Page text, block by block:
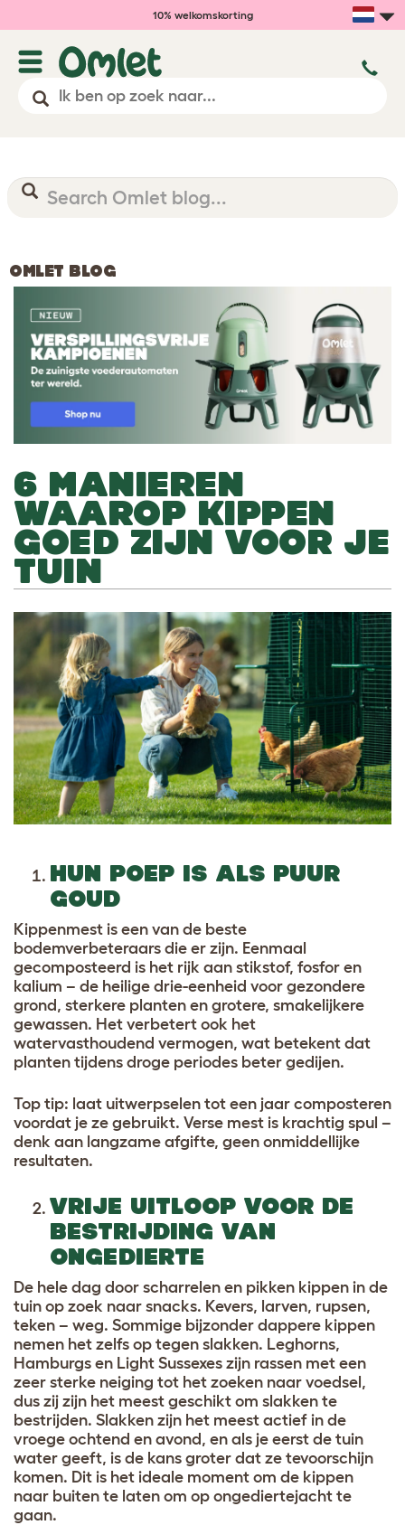
10% welkomskorting
OMLET BLOG
6 MANIEREN
WAAROP KIPPEN
GOED ZIJN VOOR JE
TUIN
HUN POEP IS ALS PUUR
GOUD
Kippenmest is een van de beste
bodemverbeteraars die er zijn. Eenmaal
gecomposteerd is het rijk aan stikstof, fosfor en
kalium – de heilige drie-eenheid voor gezondere
grond, sterkere planten en grotere, smakelijkere
gewassen. Het verbetert ook het
watervasthoudend vermogen, wat betekent dat
planten tijdens droge periodes beter gedijen.
Top tip: laat uitwerpselen tot een jaar composteren
voordat je ze gebruikt. Verse mest is krachtig spul –
denk aan langzame afgifte, geen onmiddellijke
resultaten.
VRIJE UITLOOP VOOR DE
BESTRIJDING VAN
ONGEDIERTE
De hele dag door scharrelen en pikken kippen in de
tuin op zoek naar snacks. Kevers, larven, rupsen,
teken – weg. Sommige bijzonder dappere kippen
nemen het zelfs op tegen slakken. Leghorns,
Hamburgs en Light Sussexes zijn rassen met een
zeer sterke neiging tot het zoeken naar voedsel,
dus zij zijn het meest geschikt om slakken te
bestrijden. Slakken zijn het meest actief in de
vroege ochtend en avond, en als je eerst de tuin
water geeft, is de kans groter dat ze tevoorschijn
komen. Dit is het ideale moment om de kippen
naar buiten te laten om op ongediertejacht te
gaan.